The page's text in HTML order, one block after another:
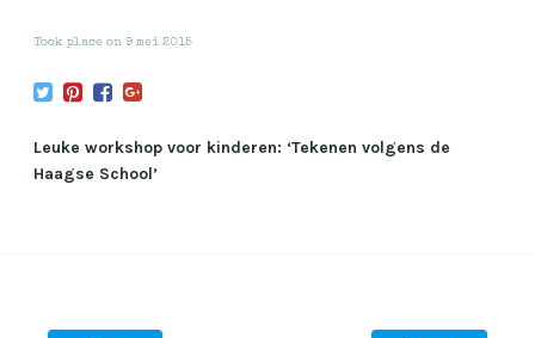
Took place on 9 mei 2015
Leuke workshop voor kinderen: ‘Tekenen volgens de
Haagse School’